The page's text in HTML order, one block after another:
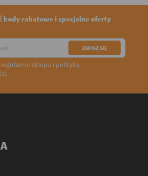
kody rabatowe i specjalne oferty
regulamin sklepu i politykę
.